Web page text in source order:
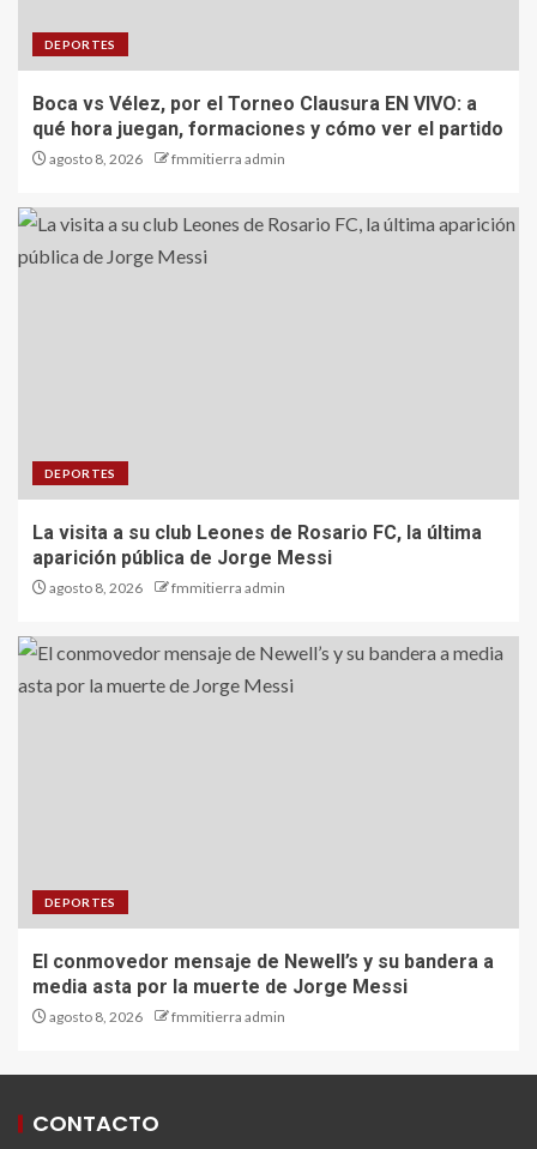
DEPORTES
Boca vs Vélez, por el Torneo Clausura EN VIVO: a
qué hora juegan, formaciones y cómo ver el partido
agosto 8, 2026 fmmitierra admin
DEPORTES
La visita a su club Leones de Rosario FC, la última
aparición pública de Jorge Messi
agosto 8, 2026 fmmitierra admin
DEPORTES
El conmovedor mensaje de Newell’s y su bandera a
media asta por la muerte de Jorge Messi
agosto 8, 2026 fmmitierra admin
CONTACTO